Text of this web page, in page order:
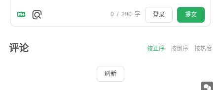
0 / 200 字 登录 提交
评论 按正序 按倒序 按热度
刷新